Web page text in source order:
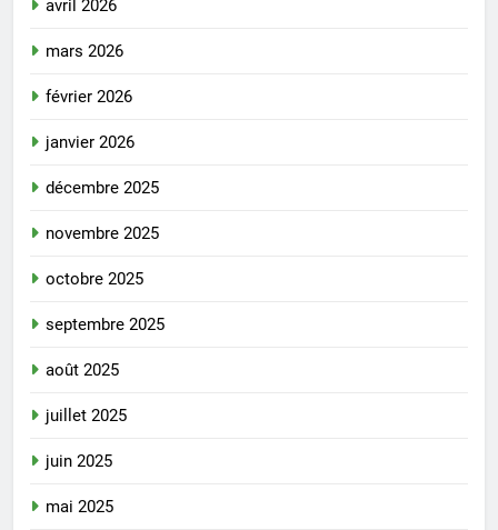
avril 2026
mars 2026
février 2026
janvier 2026
décembre 2025
novembre 2025
octobre 2025
septembre 2025
août 2025
juillet 2025
juin 2025
mai 2025